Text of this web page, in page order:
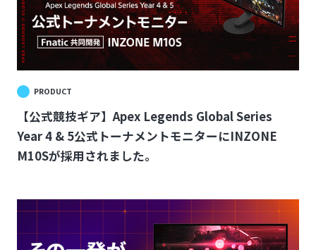
PRODUCT
【公式競技ギア】Apex Legends Global Series
Year 4 & 5公式トーナメントモニターにINZONE
M10Sが採用されました。